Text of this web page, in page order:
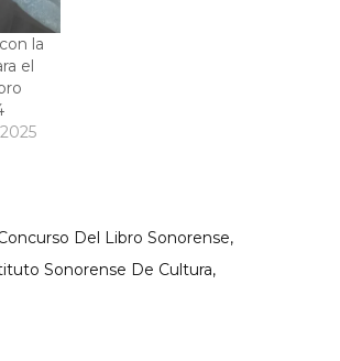
la
el
Del Libro Sonorense
Sonorense De Cultura